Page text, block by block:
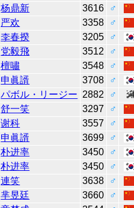
杨鼎新 3616
♂
严欢 3358
♂
李春揆 3205
♂
党毅飛 3512
♂
檀嘯 3548
♂
申眞諝 3708
♂
パボル・リージー 2882
♂
舒一笑 3297
♂
谢科 3557
♂
申眞諝 3699
♂
朴进率 3450
♂
朴进率 3450
♂
連笑 3638
♂
芈昱廷 3660
♂